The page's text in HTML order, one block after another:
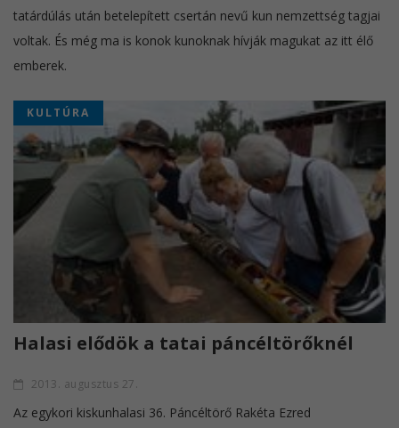
tatárdúlás után betelepített csertán nevű kun nemzettség tagjai
voltak. És még ma is konok kunoknak hívják magukat az itt élő
emberek.
KULTÚRA
Halasi elődök a tatai páncéltörőknél
2013. augusztus 27.
Az egykori kiskunhalasi 36. Páncéltörő Rakéta Ezred